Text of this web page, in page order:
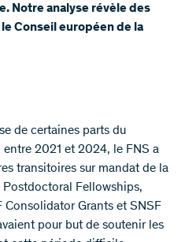
Notre analyse révèle des
Conseil européen de la
de certaines parts du
2021 et 2024, le FNS a
transitoires sur mandat de la
Fellowships,
Consolidator Grants et SNSF
pour but de soutenir les